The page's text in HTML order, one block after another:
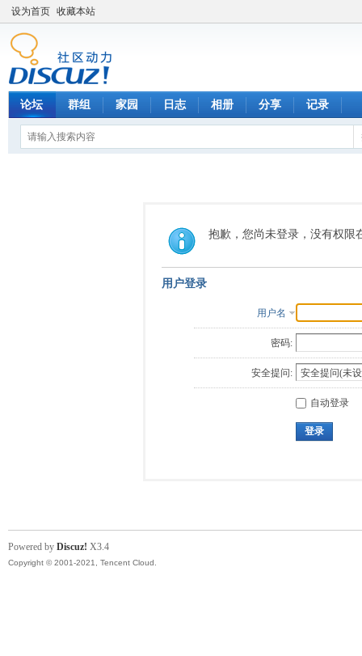
设为首页 收藏本站
论坛 群组 家园 日志 相册 分享 记录
抱歉，您尚未登录，没有权限
用户登录
用户名
密码:
安全提问:
自动登录
登录
Powered by Discuz! X3.4
Copyright © 2001-2021, Tencent Cloud.